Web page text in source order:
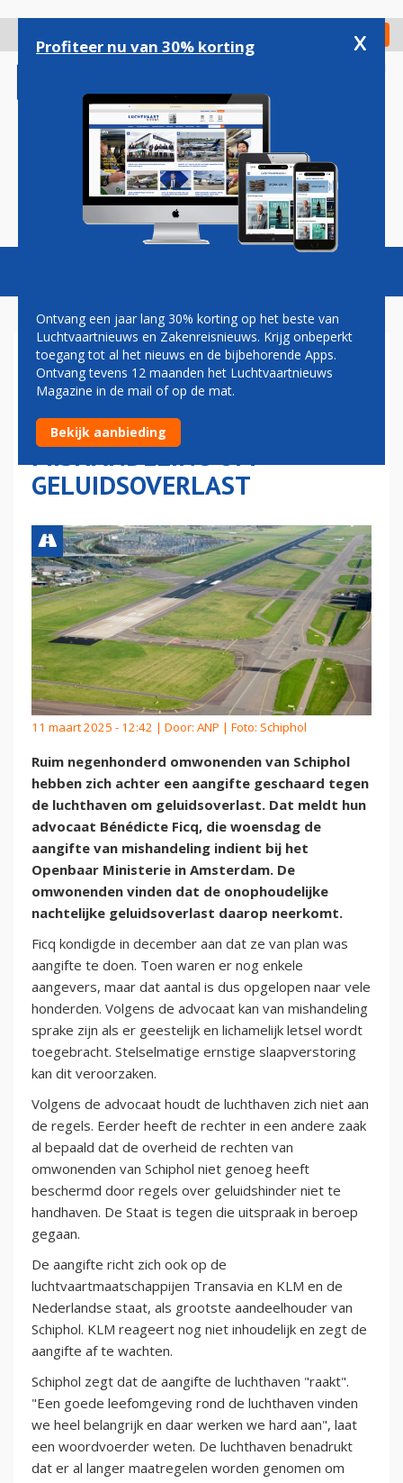
gaan
Check in
Magazine Podcasts Vacatures
RUIM 900 OMWONENDEN
VAN SCHIPHOL DOEN
AANGIFTE VAN
MISHANDELING OM
GELUIDSOVERLAST
11 maart 2025 - 12:42 | Door: ANP | Foto: Schiphol
Ruim negenhonderd omwonenden van Schiphol
hebben zich achter een aangifte geschaard tegen
de luchthaven om geluidsoverlast. Dat meldt hun
advocaat Bénédicte Ficq, die woensdag de
aangifte van mishandeling indient bij het
Openbaar Ministerie in Amsterdam. De
omwonenden vinden dat de onophoudelijke
nachtelijke geluidsoverlast daarop neerkomt.
Ficq kondigde in december aan dat ze van plan was
aangifte te doen. Toen waren er nog enkele
aangevers, maar dat aantal is dus opgelopen naar vele
honderden. Volgens de advocaat kan van mishandeling
sprake zijn als er geestelijk en lichamelijk letsel wordt
toegebracht. Stelselmatige ernstige slaapverstoring
kan dit veroorzaken.
Volgens de advocaat houdt de luchthaven zich niet aan
de regels. Eerder heeft de rechter in een andere zaak
al bepaald dat de overheid de rechten van
omwonenden van Schiphol niet genoeg heeft
beschermd door regels over geluidshinder niet te
handhaven. De Staat is tegen die uitspraak in beroep
gegaan.
De aangifte richt zich ook op de
luchtvaartmaatschappijen Transavia en KLM en de
Nederlandse staat, als grootste aandeelhouder van
Schiphol. KLM reageert nog niet inhoudelijk en zegt de
aangifte af te wachten.
Schiphol zegt dat de aangifte de luchthaven "raakt".
"Een goede leefomgeving rond de luchthaven vinden
we heel belangrijk en daar werken we hard aan", laat
een woordvoerder weten. De luchthaven benadrukt
dat er al langer maatregelen worden genomen om
Profiteer nu van 30% korting x
Ontvang een jaar lang 30% korting op het beste van
Luchtvaartnieuws en Zakenreisnieuws. Krijg onbeperkt
toegang tot al het nieuws en de bijbehorende Apps.
Ontvang tevens 12 maanden het Luchtvaartnieuws
Magazine in de mail of op de mat.
Bekijk aanbieding